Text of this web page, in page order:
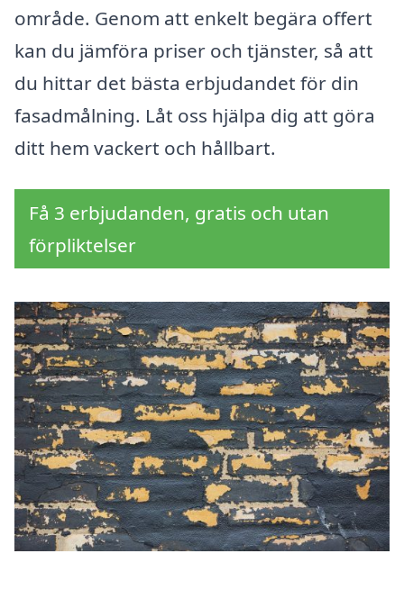
område. Genom att enkelt begära offert
kan du jämföra priser och tjänster, så att
du hittar det bästa erbjudandet för din
fasadmålning. Låt oss hjälpa dig att göra
ditt hem vackert och hållbart.
Få 3 erbjudanden, gratis och utan
förpliktelser